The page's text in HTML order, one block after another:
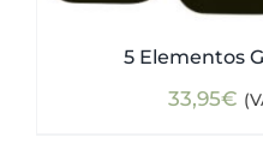
5 Elementos
33,95€